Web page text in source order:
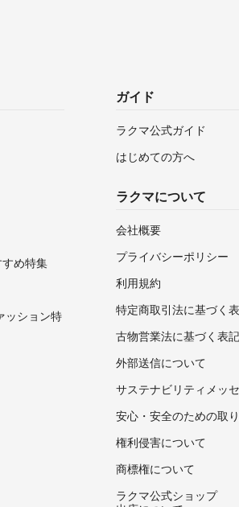
め特集
ッション特
ガイド
ラクマ公式ガイド
はじめての方へ
ラクマについて
会社概要
プライバシーポリシー
利用規約
特定商取引法に基づく
古物営業法に基づく表記
外部送信について
サステナビリティメッ
安心・安全のための取
権利侵害について
商標権について
ラクマ公式ショップ